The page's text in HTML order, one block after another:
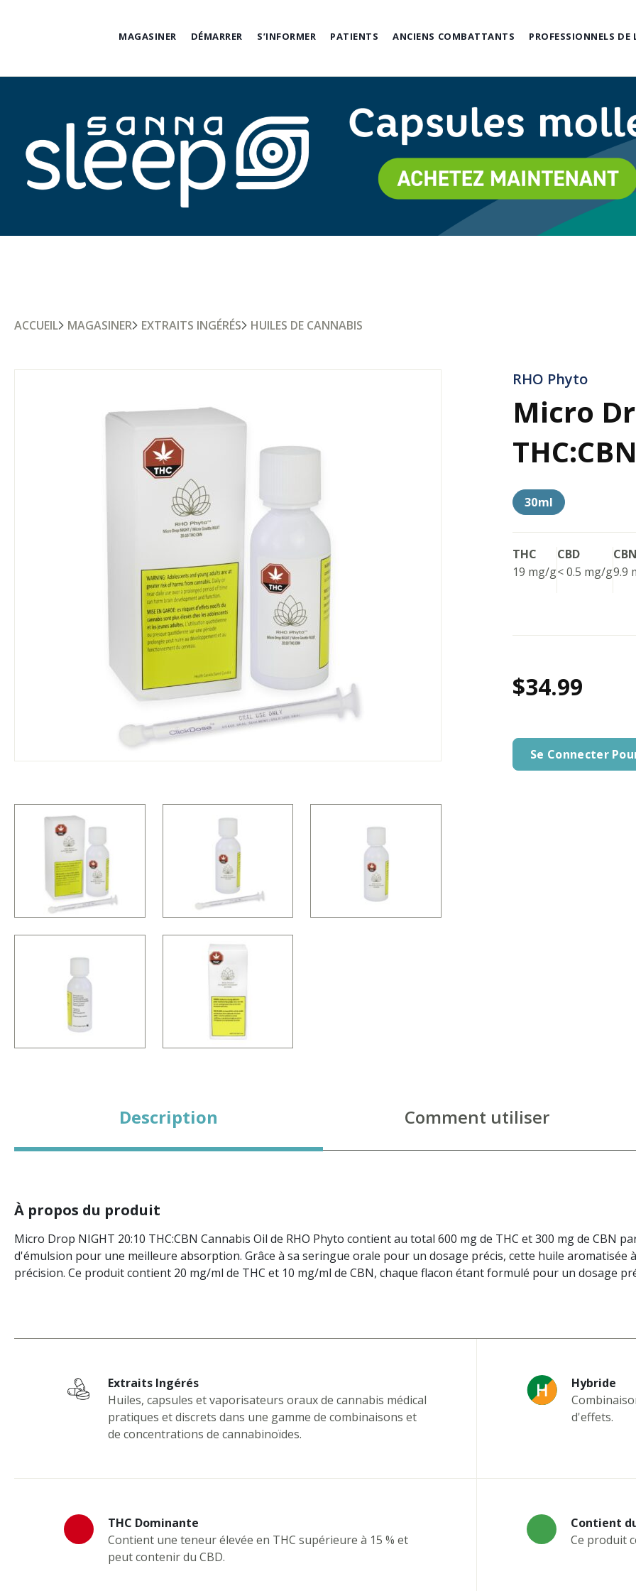
MAGASINER DÉMARRER S’INFORMER PATIENTS ANCIENS COMBATTANTS
PROFESSIONNELS DE
ACCUEIL MAGASINER EXTRAITS INGÉRÉS HUILES DE CANNABIS
RHO Phyto
Micro
30ml
THC
19 mg/g
CBD
< 0.5 mg/g
CBN
9.9
$34.99
Se Connecter
Description Comment utiliser
À propos du produit
Micro Drop NIGHT 20:10 THC:CBN Cannabis Oil de RHO Phyto contient au total 600 mg de THC et 300 mg de CBN
d'émulsion pour une meilleure absorption. Grâce à sa seringue orale pour un dosage précis, cette huile aromatisée
précision. Ce produit contient 20 mg/ml de THC et 10 mg/ml de CBN, chaque flacon étant formulé pour un dosage
Extraits Ingérés
Huiles, capsules et vaporisateurs oraux de cannabis médical
pratiques et discrets dans une gamme de combinaisons et
de concentrations de cannabinoïdes.
Hybride
d'effets.
THC Dominante
Contient une teneur élevée en THC supérieure à 15 % et
peut contenir du CBD.
Contient
Ce produit